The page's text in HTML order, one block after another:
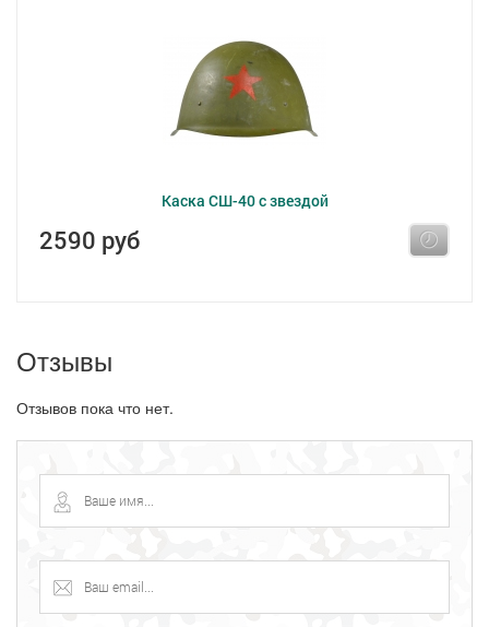
Каска СШ-40 с звездой
2590 руб
Отзывы
Отзывов пока что нет.